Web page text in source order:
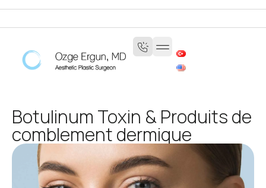
Botulinum Toxin & Produits de
comblement dermique